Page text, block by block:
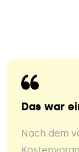
Das war
Nach dem